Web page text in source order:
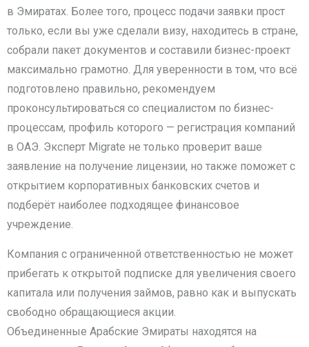
в Эмиратах. Более того, процесс подачи заявки прост
только, если вы уже сделали визу, находитесь в стране,
собрали пакет документов и составили бизнес-проект
максимально грамотно. Для уверенности в том, что всё
подготовлено правильно, рекомендуем
проконсультироваться со специалистом по бизнес-
процессам, профиль которого — регистрация компаний
в ОАЭ. Эксперт Migrate не только проверит ваше
заявление на получение лицензии, но также поможет с
открытием корпоративных банковских счетов и
подберёт наиболее подходящее финансовое
учреждение.
Компания с ограниченной ответственностью не может
прибегать к открытой подписке для увеличения своего
капитала или получения займов, равно как и выпускать
свободно обращающиеся акции.
Объединенные Арабские Эмираты находятся на